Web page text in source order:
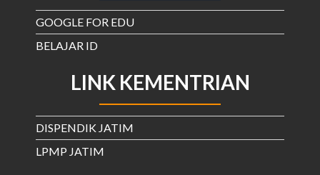
GOOGLE FOR EDU
BELAJAR ID
LINK KEMENTRIAN
DISPENDIK JATIM
LPMP JATIM